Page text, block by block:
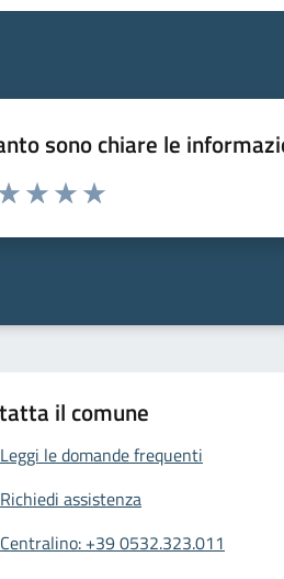
sono chiare le
da 1 a 5 stelle la pagina
il comune
Leggi le domande frequenti
Richiedi assistenza
Centralino: +39 0532.323.011